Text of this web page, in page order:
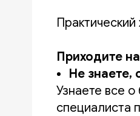
Приходите
Не знаете,
Узнаете все
специалиста